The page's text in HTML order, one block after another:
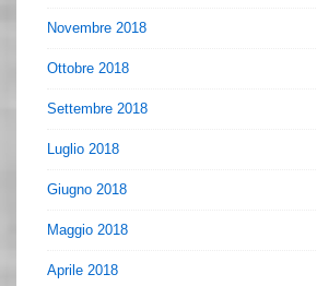
Novembre 2018
Ottobre 2018
Settembre 2018
Luglio 2018
Giugno 2018
Maggio 2018
Aprile 2018